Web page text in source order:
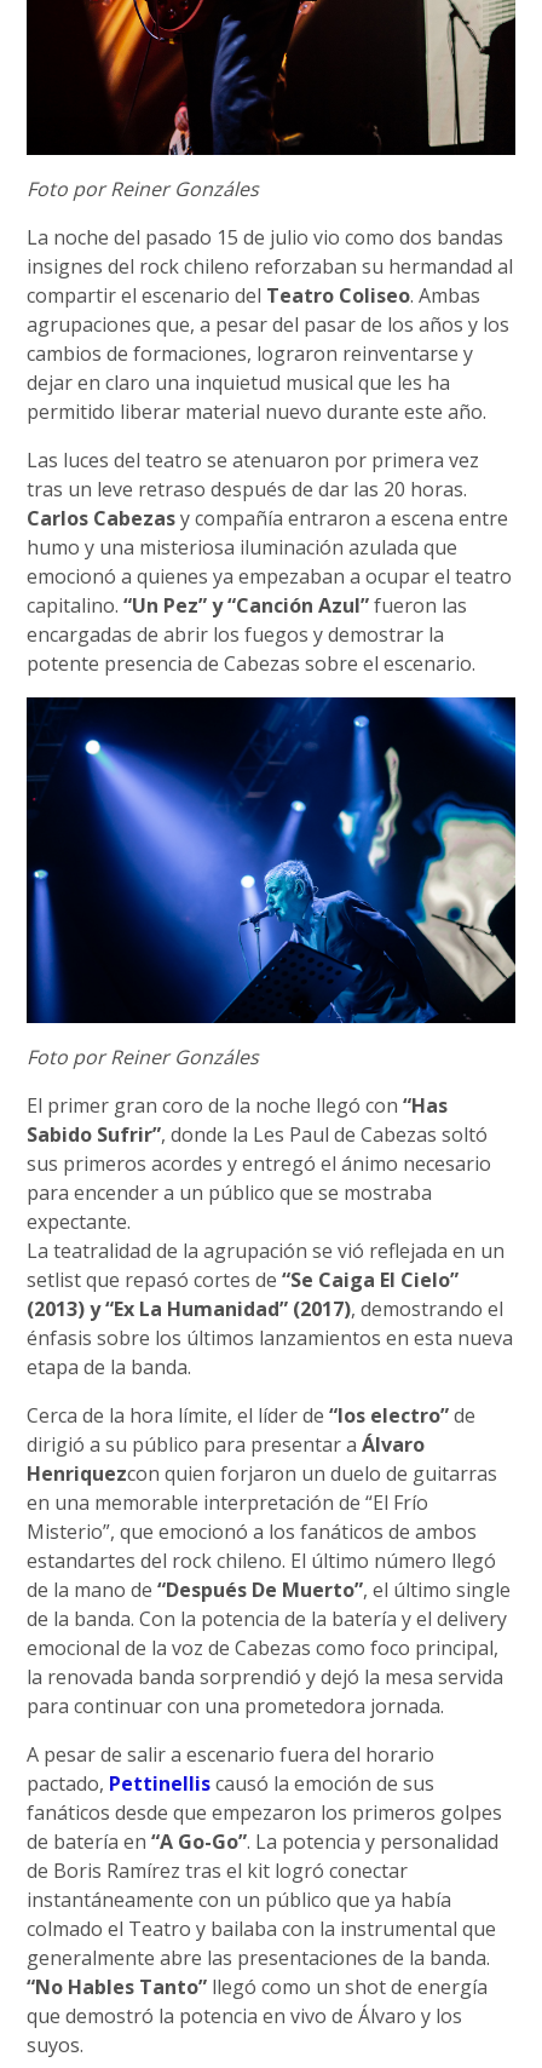
Foto por Reiner Gonzáles
La noche del pasado 15 de julio vio como dos bandas
insignes del rock chileno reforzaban su hermandad al
compartir el escenario del Teatro Coliseo. Ambas
agrupaciones que, a pesar del pasar de los años y los
cambios de formaciones, lograron reinventarse y
dejar en claro una inquietud musical que les ha
permitido liberar material nuevo durante este año.
Las luces del teatro se atenuaron por primera vez
tras un leve retraso después de dar las 20 horas.
Carlos Cabezasy compañía entraron a escena entre
humo y una misteriosa iluminación azulada que
emocionó a quienes ya empezaban a ocupar el teatro
capitalino.“Un Pez” y “Canción Azul”fueron las
encargadas de abrir los fuegos y demostrar la
potente presencia de Cabezas sobre el escenario.
Foto por Reiner Gonzáles
El primer gran coro de la noche llegó con“Has
Sabido Sufrir”, donde la Les Paul de Cabezas soltó
sus primeros acordes y entregó el ánimo necesario
para encender a un público que se mostraba
expectante.
La teatralidad de la agrupación se vió reflejada en un
setlist que repasó cortes de“Se Caiga El Cielo”
(2013) y “Ex La Humanidad” (2017), demostrando el
énfasis sobre los últimos lanzamientos en esta nueva
etapa de la banda.
Cerca de la hora límite, el líder de“los electro”de
dirigió a su público para presentar aÁlvaro
Henriquezcon quien forjaron un duelo de guitarras
en una memorable interpretación de “El Frío
Misterio”, que emocionó a los fanáticos de ambos
estandartes del rock chileno. El último número llegó
de la mano de“Después De Muerto”, el último single
de la banda. Con la potencia de la batería y el delivery
emocional de la voz de Cabezas como foco principal,
la renovada banda sorprendió y dejó la mesa servida
para continuar con una prometedora jornada.
A pesar de salir a escenario fuera del horario
pactado, Pettinelliscausó la emoción de sus
fanáticos desde que empezaron los primeros golpes
de batería en“A Go-Go”. La potencia y personalidad
de Boris Ramírez tras el kit logró conectar
instantáneamente con un público que ya había
colmado el Teatro y bailaba con la instrumental que
generalmente abre las presentaciones de la banda.
“No Hables Tanto” llegó como un shot de energía
que demostró la potencia en vivo de Álvaro y los
suyos.